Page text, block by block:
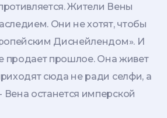
Жители Вены
Они не хотят, чтобы
Диснейлендом». И
продает прошлое. Она живет
сюда не ради селфи, а
останется имперской